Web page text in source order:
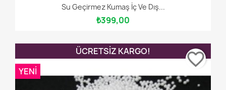
Su Geçirmez Kumaş İç Ve Dış...
₺399,00
ÜCRETSIZ KARGO!
YENI
favorite_border